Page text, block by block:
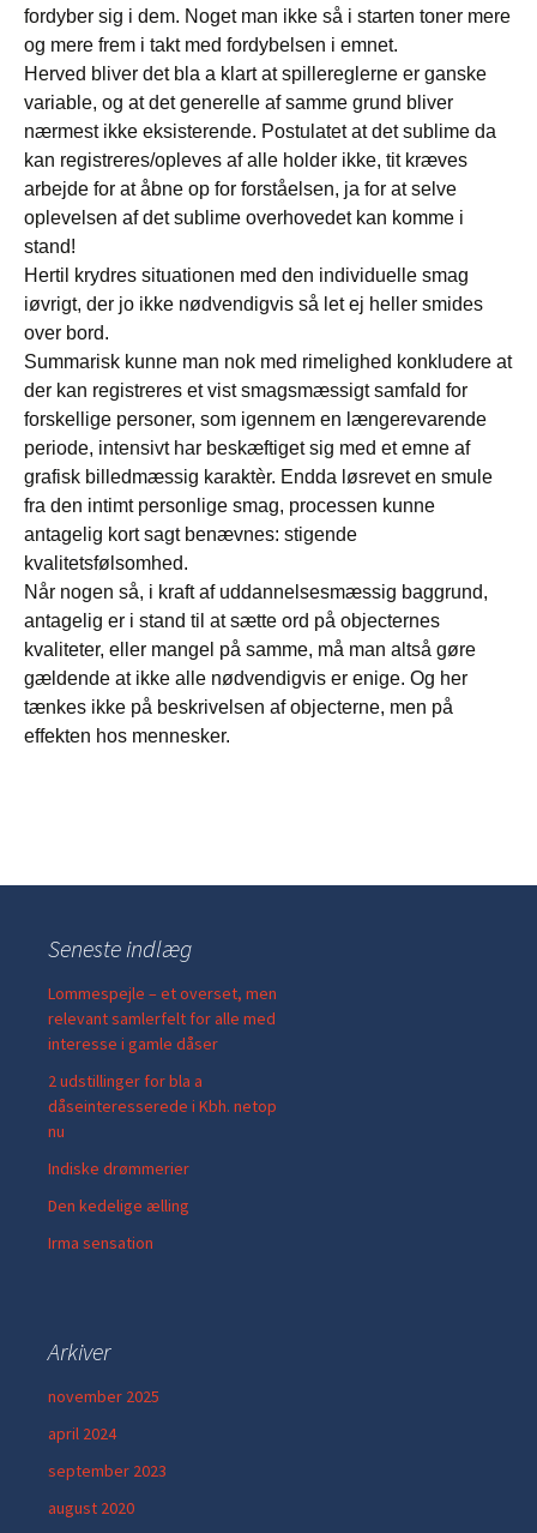
fordyber sig i dem. Noget man ikke så i starten toner mere
og mere frem i takt med fordybelsen i emnet.
Herved bliver det bla a klart at spillereglerne er ganske
variable, og at det generelle af samme grund bliver
nærmest ikke eksisterende. Postulatet at det sublime da
kan registreres/opleves af alle holder ikke, tit kræves
arbejde for at åbne op for forståelsen, ja for at selve
oplevelsen af det sublime overhovedet kan komme i
stand!
Hertil krydres situationen med den individuelle smag
iøvrigt, der jo ikke nødvendigvis så let ej heller smides
over bord.
Summarisk kunne man nok med rimelighed konkludere at
der kan registreres et vist smagsmæssigt samfald for
forskellige personer, som igennem en længerevarende
periode, intensivt har beskæftiget sig med et emne af
grafisk billedmæssig karaktèr. Endda løsrevet en smule
fra den intimt personlige smag, processen kunne
antagelig kort sagt benævnes: stigende
kvalitetsfølsomhed.
Når nogen så, i kraft af uddannelsesmæssig baggrund,
antagelig er i stand til at sætte ord på objecternes
kvaliteter, eller mangel på samme, må man altså gøre
gældende at ikke alle nødvendigvis er enige. Og her
tænkes ikke på beskrivelsen af objecterne, men på
effekten hos mennesker.
Seneste indlæg
Lommespejle – et overset, men
relevant samlerfelt for alle med
interesse i gamle dåser
2 udstillinger for bla a
dåseinteresserede i Kbh. netop
nu
Indiske drømmerier
Den kedelige ælling
Irma sensation
Arkiver
november 2025
april 2024
september 2023
august 2020